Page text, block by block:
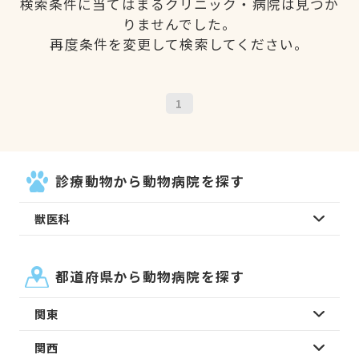
検索条件に当てはまるクリニック・病院は見つか
りませんでした。
再度条件を変更して検索してください。
1
診療動物から動物病院を探す
獣医科
都道府県から動物病院を探す
関東
関西